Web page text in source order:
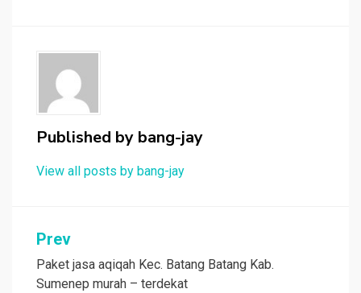
Published by bang-jay
View all posts by bang-jay
Post
navigation
Prev
Paket jasa aqiqah Kec. Batang Batang Kab.
Sumenep murah – terdekat